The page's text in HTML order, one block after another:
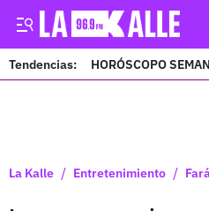
Tendencias: HORÓSCOPO
La Kalle / Entretenimiento /